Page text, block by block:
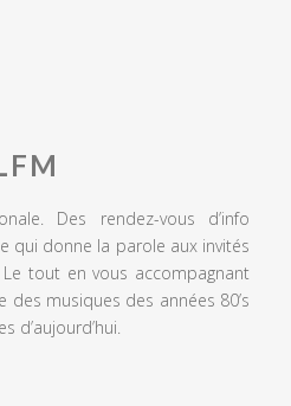
Des rendez-vous d’info
qui donne la parole aux invités
tout en vous accompagnant
musiques des années 80’s
d’aujourd’hui.